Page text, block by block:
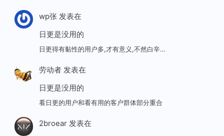
wp张发表在
日更是没用的
日更得有黏性的用户多,才有意义,不然白辛…
劳动者发表在
日更是没用的
看日更的用户和看有用的客户群体部分重合
2broear发表在